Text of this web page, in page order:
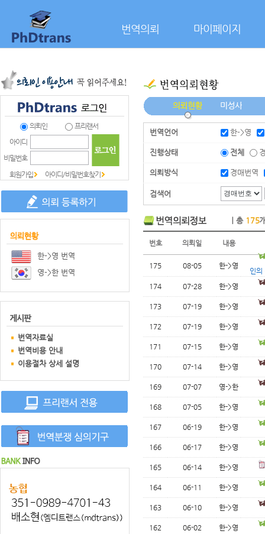
번역의뢰 마이페이지
의뢰인
프리랜서
아이디
비밀번호
회원가입
아이디/비밀번호찾기
한->영 번역
영->한 번역
번역자료실
번역비용 안내
이용절차 상세 설명
번역언어 한->영
진행상태 전체
의뢰방식 경매번역
검색어
｜총 175
번호 의뢰일 내용
175 08-05 한->영
인의
174
07-28 한->영
173 07-19 한->영
172 07-19 한->영
171 07-15 한->영
170 07-14 한->영
169 07-07 영->한
168 07-05 한->영
167 06-19 한->영
166 06-17 한->영
165 06-14 한->영
164 06-11 한->영
163 06-10 한->영
162 06-02 한->영